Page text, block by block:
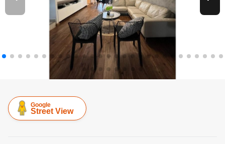
Google
Street View